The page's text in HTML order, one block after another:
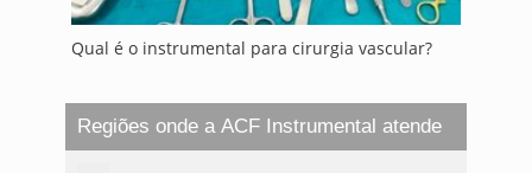
Qual é o instrumental para cirurgia vascular?
Regiões onde a ACF Instrumental atende